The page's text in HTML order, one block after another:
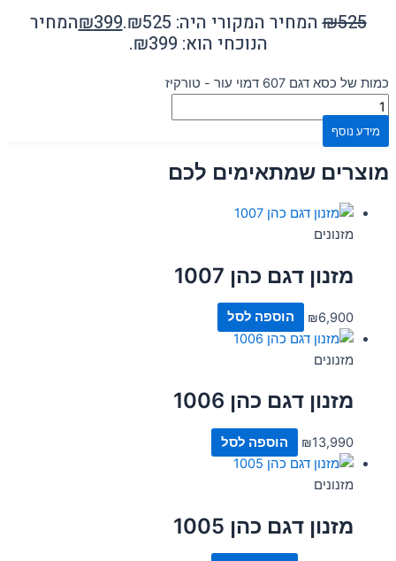
₪525 המחיר המקורי היה: ₪525. ₪399 המחיר
הנוכחי הוא: ₪399.
כמות של כסא דגם 607 דמוי עור - טורקיז
מידע נוסף
מוצרים שמתאימים לכם
מזנונים
מזנון דגם כהן 1007
₪6,900 הוספה לסל
מזנונים
מזנון דגם כהן 1006
₪13,990 הוספה לסל
מזנונים
מזנון דגם כהן 1005